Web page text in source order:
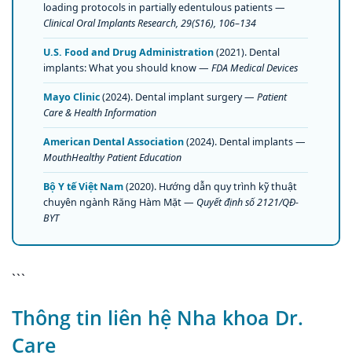
loading protocols in partially edentulous patients —
Clinical Oral Implants Research, 29(S16), 106–134
U.S. Food and Drug Administration(2021). Dental
implants: What you should know — FDA Medical Devices
Mayo Clinic(2024). Dental implant surgery — Patient
Care & Health Information
American Dental Association(2024). Dental implants —
MouthHealthy Patient Education
Bộ Y tế Việt Nam(2020). Hướng dẫn quy trình kỹ thuật
chuyên ngành Răng Hàm Mặt — Quyết định số 2121/QĐ-
BYT
```
Thông tin liên hệ Nha khoa Dr.
Care